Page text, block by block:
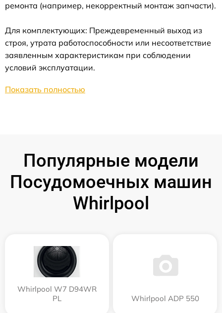
ремонта (например, некорректный монтаж запчасти).
Для комплектующих: Преждевременный выход из
строя, утрата работоспособности или несоответствие
заявленным характеристикам при соблюдении
условий эксплуатации.
Показать полностью
Популярные модели
Посудомоечных машин
Whirlpool
Whirlpool W7 D94WR
PL
Whirlpool ADP 550